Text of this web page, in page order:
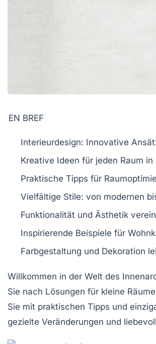
EN BREF
Interieurdesign: Innovative
Kreative Ideen für jeden Raum
Praktische Tipps für
Vielfältige Stile: von modernen
Funktionalität und Ästhetik
Inspirierende Beispiele für
Farbgestaltung und Dekoration
Willkommen in der Welt des
Sie nach Lösungen für kleine
Sie mit praktischen Tipps und
gezielte Veränderungen und